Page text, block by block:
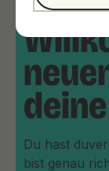
Du hast
bist genau